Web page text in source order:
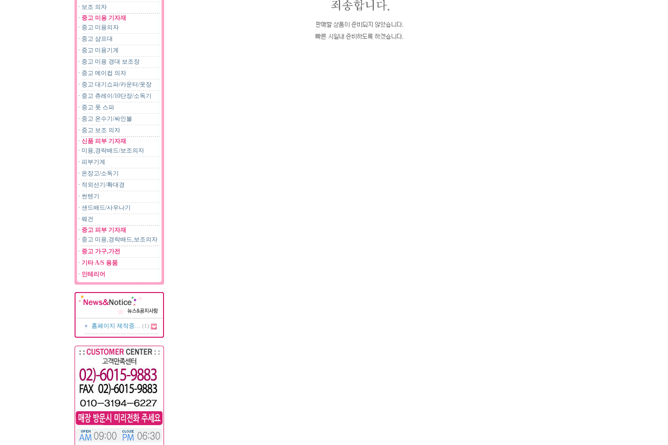
· 보조 의자
· 중고 미용 기자재
· 중고 미용의자
· 중고 샴프대
· 중고 미용기계
· 중고 미용 경대 보조장
· 중고 메이컵 의자
· 중고 대기쇼파/카운터/옷장
· 중고 츄레이/10단장/소독기
· 중고 풋 스파
· 중고 온수기/싸인볼
· 중고 보조 의자
· 신품 피부 기자재
· 미용,경락배드/보조의자
· 피부기계
· 온장고/소독기
· 적외선기/확대경
· 썬텐기
· 샌드배드/사우나기
· 웨건
· 중고 피부 기자재
· 중고 미용,경락배드,보조의자
· 중고 가구,가전
· 기타 A/S 용품
· 인테리어
홈페이지 제작중… (1)